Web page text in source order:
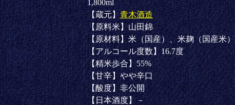
1,800ml
【蔵元】 青木酒造
【原料米】山田錦
【原材料】米（国産）、米麹（国産米）
【アルコール度数】16.7度
【精米歩合】55%
【甘辛】やや辛口
【酸度】非公開
【日本酒度】－